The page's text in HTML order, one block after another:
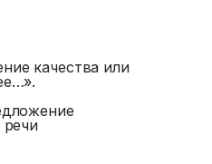
качества или
речи